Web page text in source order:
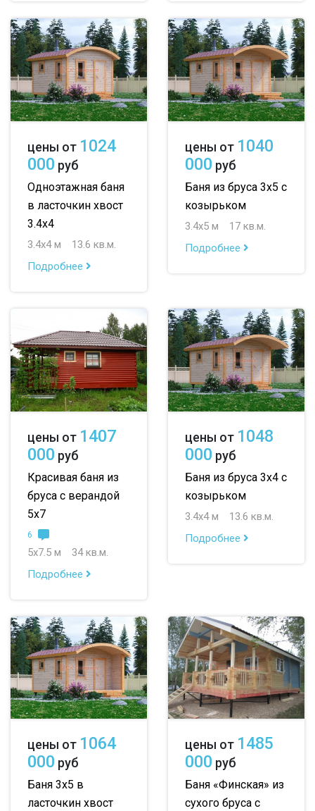
цены от 1024
000 руб
Одноэтажная баня
в ласточкин хвост
3.4х4
3.4х4 м
13.6 кв.м.
Подробнее
цены от 1040
000 руб
Баня из бруса 3х5 с
козырьком
3.4х5 м
17 кв.м.
Подробнее
цены от 1407
000 руб
Красивая баня из
бруса с верандой
5х7
6
5х7.5 м
34 кв.м.
Подробнее
цены от 1048
000 руб
Баня из бруса 3х4 с
козырьком
3.4х4 м
13.6 кв.м.
Подробнее
цены от 1064
000 руб
Баня 3х5 в
ласточкин хвост
цены от 1485
000 руб
Баня «Финская» из
сухого бруса с